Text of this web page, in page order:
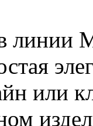
линии
или